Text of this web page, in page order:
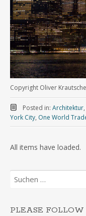
Copyright Oliver
Posted in: Architektur,
York City, One World
nach: